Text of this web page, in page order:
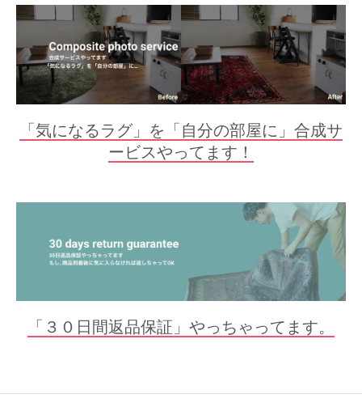
「気になるラグ」を「自分の部屋に」合成サ
ービスやってます！
「３０日間返品保証」やっちゃってます。